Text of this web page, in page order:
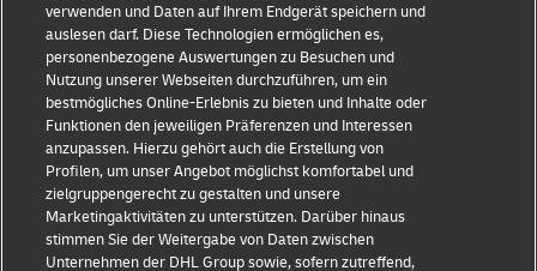
Kategorien
Beratung für kleine
Unternehmen
E-Commerce-Beratung
B2B-Beratung
Logistik-Beratung
Firma
Über DHL
Kontakt
Pressezentrum
Nachhaltigkeit
Rechtliche Hinweise
verwenden und Daten auf Ihrem Endgerät speichern und
auslesen darf. Diese Technologien ermöglichen es,
personenbezogene Auswertungen zu Besuchen und
Nutzung unserer Webseiten durchzuführen, um ein
bestmögliches Online-Erlebnis zu bieten und Inhalte oder
Funktionen den jeweiligen Präferenzen und Interessen
anzupassen. Hierzu gehört auch die Erstellung von
Profilen, um unser Angebot möglichst komfortabel und
zielgruppengerecht zu gestalten und unsere
Marketingaktivitäten zu unterstützen. Darüber hinaus
stimmen Sie der Weitergabe von Daten zwischen
Unternehmen der DHL Group sowie, sofern zutreffend,